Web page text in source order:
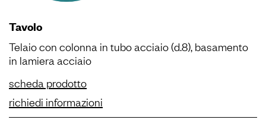
Tavolo
Telaio con colonna in tubo acciaio (d.8), basamento
in lamiera acciaio
scheda prodotto
richiedi informazioni